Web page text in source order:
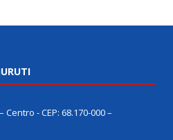
- CEP: 68.170-000 –